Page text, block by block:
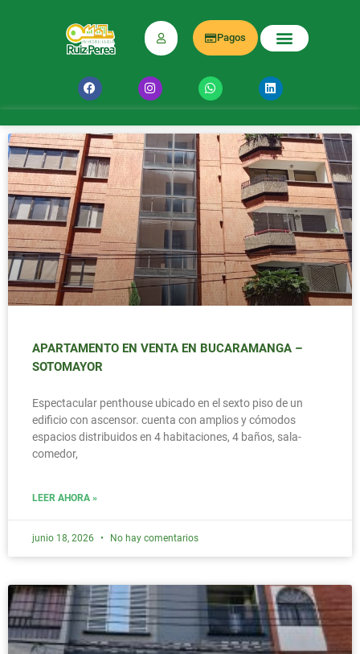
Pagos
APARTAMENTO EN VENTA EN BUCARAMANGA –
SOTOMAYOR
Espectacular penthouse ubicado en el sexto piso de un
edificio con ascensor. cuenta con amplios y cómodos
espacios distribuidos en 4 habitaciones, 4 baños, sala-
comedor,
LEER AHORA »
junio 18, 2026 No hay comentarios